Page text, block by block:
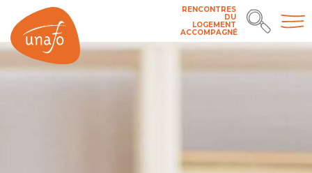
RENCONTRES
DU
LOGEMENT
ACCOMPAGNÉ